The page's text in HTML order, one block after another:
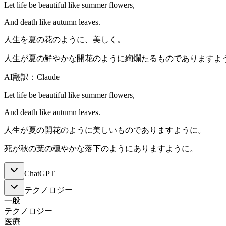
Let life be beautiful like summer flowers,
And death like autumn leaves.
人生を夏の花のように、美しく。
人生が夏の鮮やかな開花のように絢爛たるものでありますよ
AI翻訳：Claude
Let life be beautiful like summer flowers,
And death like autumn leaves.
人生が夏の開花のように美しいものでありますように。
死が秋の葉の穏やかな落下のようにありますように。
ChatGPT
テクノロジー
一般
テクノロジー
医療